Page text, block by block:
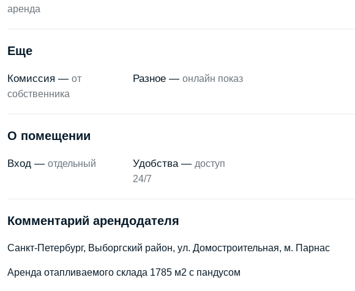
аренда
Еще
Комиссия — от
собственника
Разное — онлайн показ
О помещении
Вход — отдельный Удобства — доступ
24/7
Комментарий арендодателя
Санкт-Петербург, Выборгский район, ул. Домостроительная, м. Парнас
Аренда отапливаемого склада 1785 м2 с пандусом